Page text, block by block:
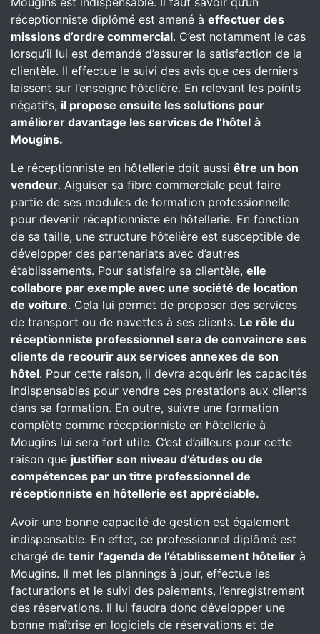
réceptionniste diplômé est amené à effectuer des
missions d’ordre commercial. C’est notamment le cas
lorsqu’il lui est demandé d’assurer la satisfaction de la
clientèle. Il effectue le suivi des avis que ces derniers
laissent sur l’enseigne hôtelière. En relevant les points
négatifs, il propose ensuite les solutions pour
améliorer davantage les services de l’hôtel à
Mougins.
Le réceptionniste en hôtellerie doit aussi être un bon
vendeur. Aiguiser sa fibre commerciale peut faire
partie de ses modules de formation professionnelle
pour devenir réceptionniste en hôtellerie. En fonction
de sa taille, une structure hôtelière est susceptible de
développer des partenariats avec d’autres
établissements. Pour satisfaire sa clientèle, elle
collabore par exemple avec une société de location
de voiture. Cela lui permet de proposer des services
de transport ou de navettes à ses clients. Le rôle du
réceptionniste professionnel sera de convaincre ses
clients de recourir aux services annexes de son
hôtel. Pour cette raison, il devra acquérir les capacités
indispensables pour vendre ces prestations aux clients
dans sa formation. En outre, suivre une formation
complète comme réceptionniste en hôtellerie à
Mougins lui sera fort utile. C’est d’ailleurs pour cette
raison que justifier son niveau d’études ou de
compétences par un titre professionnel de
réceptionniste en hôtellerie est appréciable.
Avoir une bonne capacité de gestion est également
indispensable. En effet, ce professionnel diplômé est
chargé de tenir l’agenda de l’établissement hôtelier à
Mougins. Il met les plannings à jour, effectue les
facturations et le suivi des paiements, l’enregistrement
des réservations. Il lui faudra donc développer une
bonne maîtrise en logiciels de réservations et de